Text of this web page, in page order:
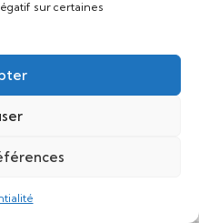
sur certaines